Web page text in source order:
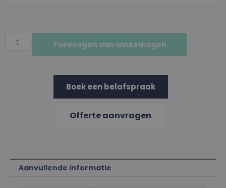
Toevoegen aan winkelwagen
Boek een belafspraak
Offerte aanvragen
Aanvullende informatie